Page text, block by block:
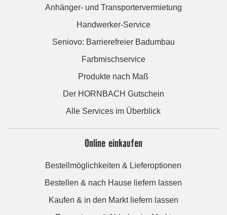
Anhänger- und Transportervermietung
Handwerker-Service
Seniovo: Barrierefreier Badumbau
Farbmischservice
Produkte nach Maß
Der HORNBACH Gutschein
Alle Services im Überblick
Online einkaufen
Bestellmöglichkeiten & Lieferoptionen
Bestellen & nach Hause liefern lassen
Kaufen & in den Markt liefern lassen